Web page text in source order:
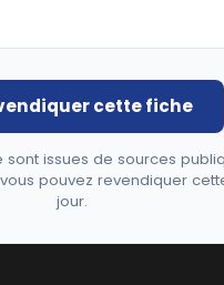
cette fiche
issues de sources
pouvez revendiquer
jour.